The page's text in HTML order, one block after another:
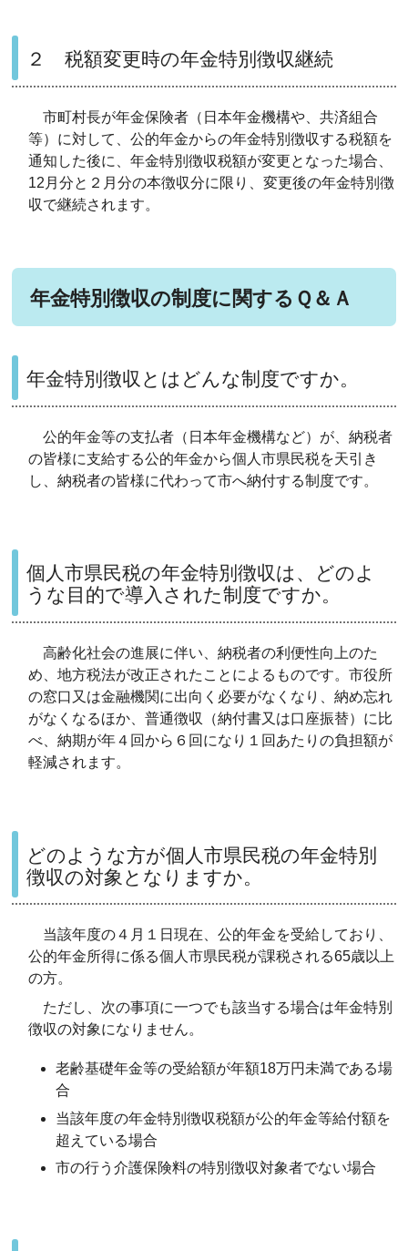
２ 税額変更時の年金特別徴収継続
市町村長が年金保険者（日本年金機構や、共済組合
等）に対して、公的年金からの年金特別徴収する税額を
通知した後に、年金特別徴収税額が変更となった場合、
12月分と２月分の本徴収分に限り、変更後の年金特別徴
収で継続されます。
年金特別徴収の制度に関するＱ＆Ａ
年金特別徴収とはどんな制度ですか。
公的年金等の支払者（日本年金機構など）が、納税者
の皆様に支給する公的年金から個人市県民税を天引き
し、納税者の皆様に代わって市へ納付する制度です。
個人市県民税の年金特別徴収は、どのよ
うな目的で導入された制度ですか。
高齢化社会の進展に伴い、納税者の利便性向上のた
め、地方税法が改正されたことによるものです。市役所
の窓口又は金融機関に出向く必要がなくなり、納め忘れ
がなくなるほか、普通徴収（納付書又は口座振替）に比
べ、納期が年４回から６回になり１回あたりの負担額が
軽減されます。
どのような方が個人市県民税の年金特別
徴収の対象となりますか。
当該年度の４月１日現在、公的年金を受給しており、
公的年金所得に係る個人市県民税が課税される65歳以上
の方。
ただし、次の事項に一つでも該当する場合は年金特別
徴収の対象になりません。
老齢基礎年金等の受給額が年額18万円未満である場
合
当該年度の年金特別徴収税額が公的年金等給付額を
超えている場合
市の行う介護保険料の特別徴収対象者でない場合